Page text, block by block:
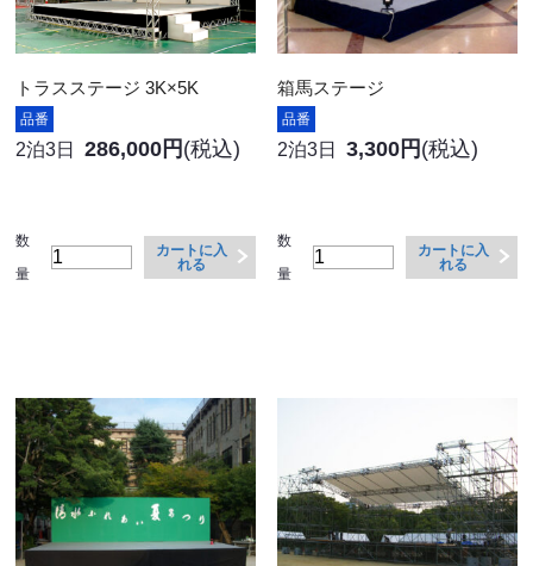
トラスステージ 3K×5K
品番
2泊3日 286,000円 (税込)
数
量
カートに入
れる
箱馬ステージ
品番
2泊3日 3,300円 (税込)
数
量
カートに入
れる